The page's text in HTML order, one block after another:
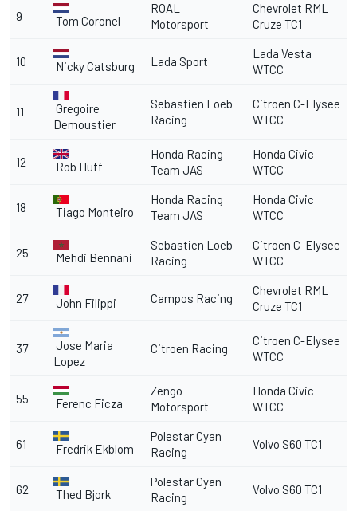
9 Tom Coronel
ROAL
Motorsport
Chevrolet RML
Cruze TC1
10 Nicky Catsburg Lada Sport
Lada Vesta
WTCC
11
Gregoire
Demoustier
Sebastien Loeb
Racing
Citroen C-Elysee
WTCC
12 Rob Huff
Honda Racing
Team JAS
Honda Civic
WTCC
18 Tiago Monteiro
Honda Racing
Team JAS
Honda Civic
WTCC
25 Mehdi Bennani
Sebastien Loeb
Racing
Citroen C-Elysee
WTCC
27 John Filippi Campos Racing
Chevrolet RML
Cruze TC1
37
Jose Maria
Lopez
Citroen Racing
Citroen C-Elysee
WTCC
55 Ferenc Ficza
Zengo
Motorsport
Honda Civic
WTCC
61 Fredrik Ekblom
Polestar Cyan
Racing
Volvo S60 TC1
62 Thed Bjork
Polestar Cyan
Racing
Volvo S60 TC1